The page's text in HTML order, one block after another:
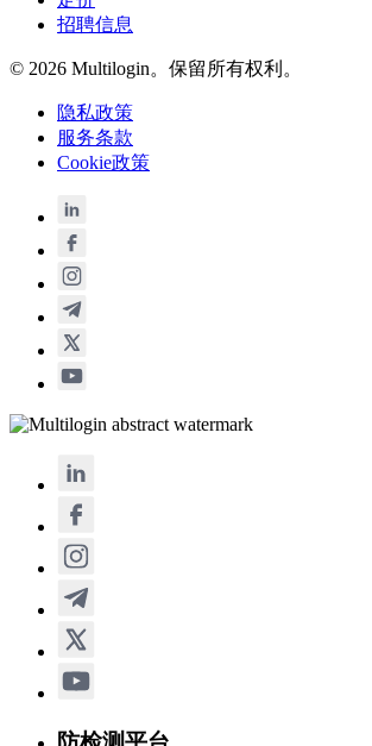
招聘信息
© 2026 Multilogin。保留所有权利。
隐私政策
服务条款
Cookie政策